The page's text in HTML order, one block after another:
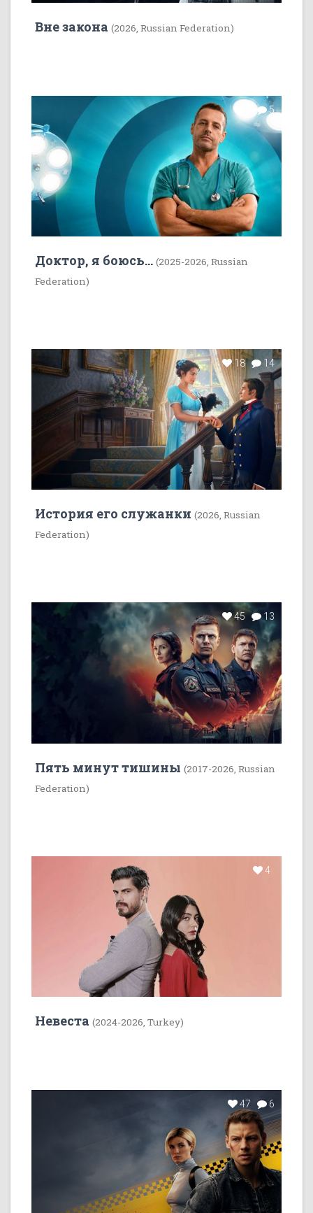
Вне закона (2026, Russian Federation)
7 5
Доктор, я боюсь... (2025-2026, Russian
Federation)
18 14
История его служанки (2026, Russian
Federation)
45 13
Пять минут тишины (2017-2026, Russian
Federation)
4
Невеста (2024-2026, Turkey)
47 6